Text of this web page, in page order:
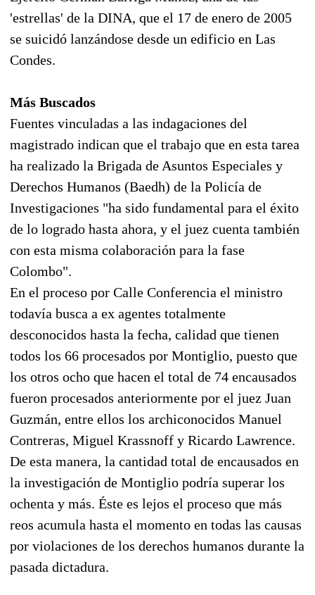
'estrellas' de la DINA, que el 17 de enero de 2005
se suicidó lanzándose desde un edificio en Las
Condes.
Más Buscados
Fuentes vinculadas a las indagaciones del
magistrado indican que el trabajo que en esta tarea
ha realizado la Brigada de Asuntos Especiales y
Derechos Humanos (Baedh) de la Policía de
Investigaciones "ha sido fundamental para el éxito
de lo logrado hasta ahora, y el juez cuenta también
con esta misma colaboración para la fase
Colombo".
En el proceso por Calle Conferencia el ministro
todavía busca a ex agentes totalmente
desconocidos hasta la fecha, calidad que tienen
todos los 66 procesados por Montiglio, puesto que
los otros ocho que hacen el total de 74 encausados
fueron procesados anteriormente por el juez Juan
Guzmán, entre ellos los archiconocidos Manuel
Contreras, Miguel Krassnoff y Ricardo Lawrence.
De esta manera, la cantidad total de encausados en
la investigación de Montiglio podría superar los
ochenta y más. Éste es lejos el proceso que más
reos acumula hasta el momento en todas las causas
por violaciones de los derechos humanos durante la
pasada dictadura.